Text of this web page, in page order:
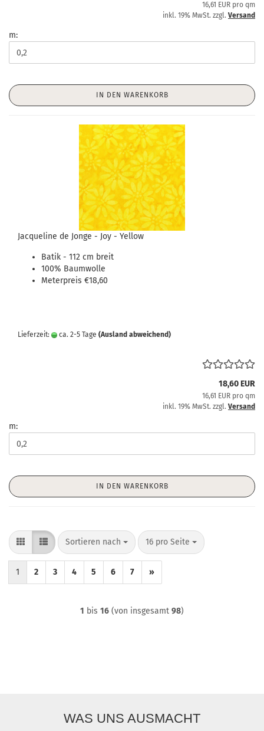
16,61 EUR pro qm
inkl. 19% MwSt. zzgl. Versand
m:
IN DEN WARENKORB
Jacqueline de Jonge - Joy - Yellow
Batik - 112 cm breit
100% Baumwolle
Meterpreis €18,60
Lieferzeit: ca. 2-5 Tage (Ausland abweichend)
18,60 EUR
16,61 EUR pro qm
inkl. 19% MwSt. zzgl. Versand
m:
IN DEN WARENKORB
Sortieren nach
Sortieren nach 16 pro Seite
pro Seite
1 2 3 4 5 6 7 »
1 bis 16 (von insgesamt 98)
WAS UNS AUSMACHT